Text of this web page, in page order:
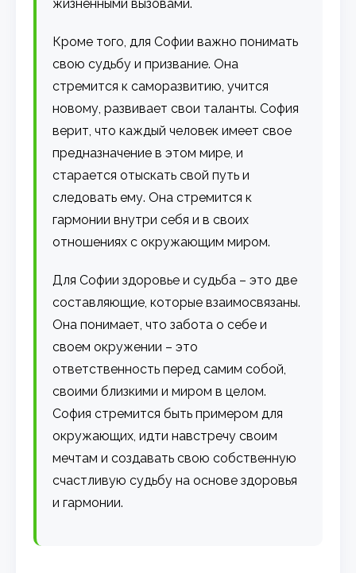
жизненными вызовами.
Кроме того, для Софии важно понимать
свою судьбу и призвание. Она
стремится к саморазвитию, учится
новому, развивает свои таланты. София
верит, что каждый человек имеет свое
предназначение в этом мире, и
старается отыскать свой путь и
следовать ему. Она стремится к
гармонии внутри себя и в своих
отношениях с окружающим миром.
Для Софии здоровье и судьба – это две
составляющие, которые взаимосвязаны.
Она понимает, что забота о себе и
своем окружении – это
ответственность перед самим собой,
своими близкими и миром в целом.
София стремится быть примером для
окружающих, идти навстречу своим
мечтам и создавать свою собственную
счастливую судьбу на основе здоровья
и гармонии.